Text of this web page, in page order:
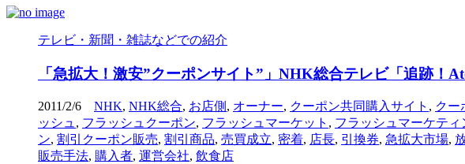
テレビ・新聞・雑誌などでの紹介
「急拡大！激安”クーポンサイト”」NHK総合テレビ「追跡！
2011/2/6 NHK, NHK総合, お店側 , オーナー, クーポン共同購入サイト , クー
ッシュ , フラッシュクーポン, フラッシュマーケット , フラッシュマーケティ
ン, 割引クーポン販売, 割引商品, 売買成立, 密着, 店長, 引換券, 急拡大市場,
販売手法, 購入者, 運営会社, 飲食店